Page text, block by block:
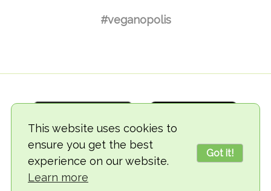
This website uses cookies to
ensure you get the best
experience on our website.
Learn more
Got it!
#veganopolis
© 2018-2026 TheVegCat